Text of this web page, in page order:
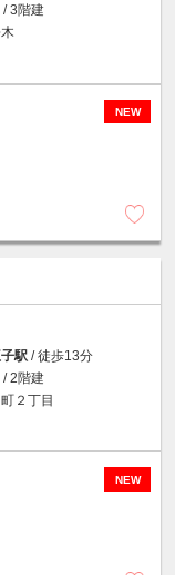
3階建
NEW
駅 / 徒歩13分
2階建
２丁目
NEW